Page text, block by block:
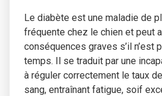
Le diabète est une maladie de
fréquente chez le chien et peut
conséquences graves s’il n’est
temps. Il se traduit par une
à réguler correctement le taux
sang, entraînant fatigue, soif